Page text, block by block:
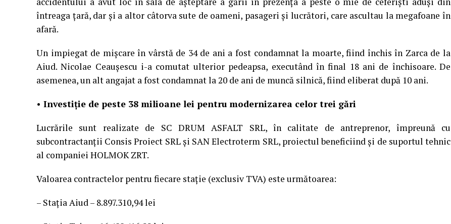
întreaga ţară, dar şi a altor câtorva sute de oameni, pasageri şi lucrători, care ascultau la megafoane în
afară.
Un impiegat de mişcare în vârstă de 34 de ani a fost condamnat la moarte, fiind închis în Zarca de la
Aiud. Nicolae Ceauşescu i-a comutat ulterior pedeapsa, executând în final 18 ani de închisoare. De
asemenea, un alt angajat a fost condamnat la 20 de ani de muncă silnică, fiind eliberat după 10 ani.
• Investiție de peste 38 milioane lei pentru modernizarea celor trei gări
Lucrările sunt realizate de SC DRUM ASFALT SRL, în calitate de antreprenor, împreună cu
subcontractanții Consis Proiect SRL și SAN Electroterm SRL, proiectul beneficiind și de suportul tehnic
al companiei HOLMOK ZRT.
Valoarea contractelor pentru fiecare stație (exclusiv TVA) este următoarea:
– Stația Aiud – 8.897.310,94 lei